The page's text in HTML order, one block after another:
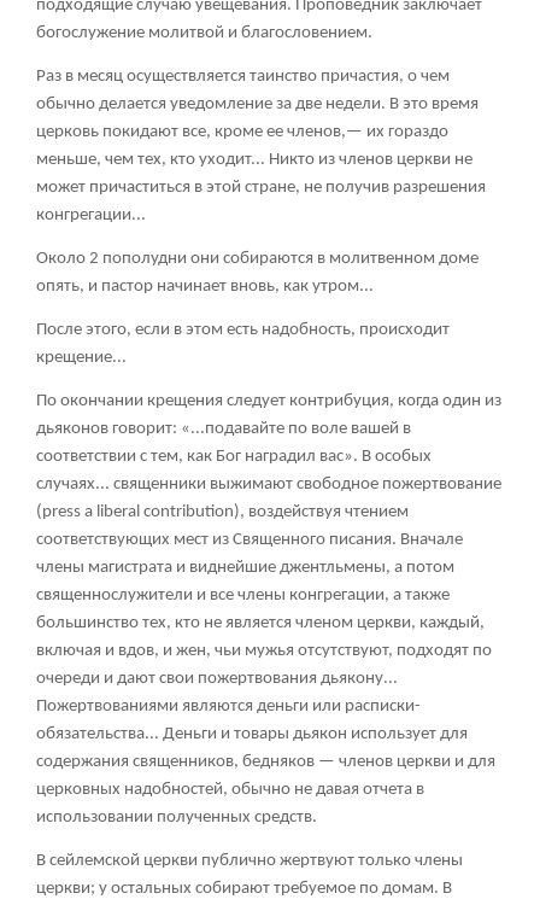
подходящие случаю увещевания. Проповедник заключает
богослужение молитвой и благословением.
Раз в месяц осуществляется таинство причастия, о чем
обычно делается уведомление за две недели. В это время
церковь покидают все, кроме ее членов,— их гораздо
меньше, чем тех, кто уходит... Никто из членов церкви не
может причаститься в этой стране, не получив разрешения
конгрегации...
Около 2 пополудни они собираются в молитвенном доме
опять, и пастор начинает вновь, как утром...
После этого, если в этом есть надобность, происходит
крещение...
По окончании крещения следует контрибуция, когда один из
дьяконов говорит: «...подавайте по воле вашей в
соответствии с тем, как Бог наградил вас». В особых
случаях... священники выжимают свободное пожертвование
(press a liberal contribution), воздействуя чтением
соответствующих мест из Священного писания. Вначале
члены магистрата и виднейшие джентльмены, а потом
священнослужители и все члены конгрегации, а также
большинство тех, кто не является членом церкви, каждый,
включая и вдов, и жен, чьи мужья отсутствуют, подходят по
очереди и дают свои пожертвования дьякону...
Пожертвованиями являются деньги или расписки-
обязательства... Деньги и товары дьякон использует для
содержания священников, бедняков — членов церкви и для
церковных надобностей, обычно не давая отчета в
использовании полученных средств.
В сейлемской церкви публично жертвуют только члены
церкви; у остальных собирают требуемое по домам. В